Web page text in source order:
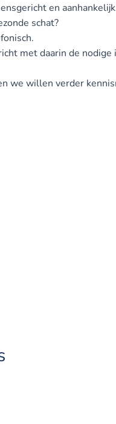
en
schat?
met daarin de
we willen verder